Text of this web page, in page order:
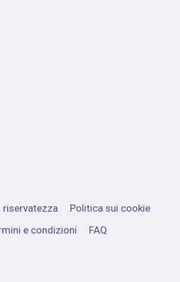
riservatezza
Politica sui cookie
e condizioni
FAQ